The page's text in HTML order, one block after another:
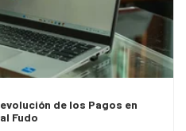
de los Pagos en
Fudo